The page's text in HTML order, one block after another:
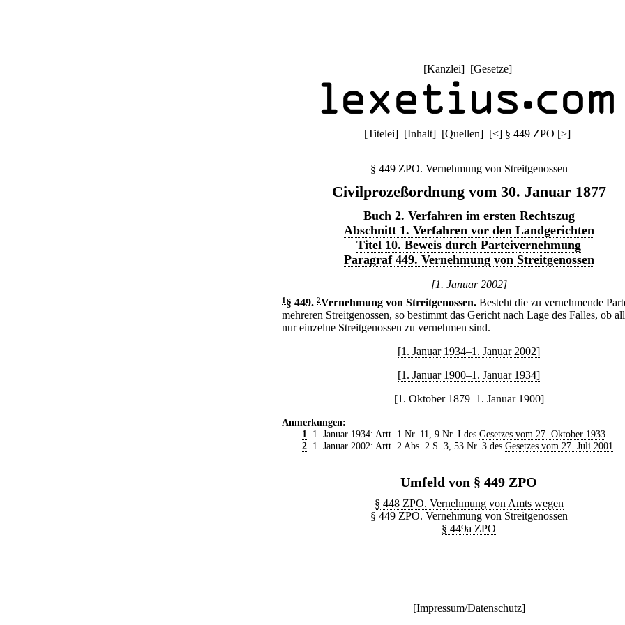
[Kanzlei] [Gesetze]
[Titelei] [Inhalt] [Quellen] [<] § 449 ZPO [>]
§ 449 ZPO. Vernehmung von Streitgenossen
Civilprozeßordnung vom 30. Januar 1877
Buch 2. Verfahren im ersten Rechtszug
Abschnitt 1. Verfahren vor den Landgerichten
Titel 10. Beweis durch Parteivernehmung
Paragraf 449. Vernehmung von Streitgenossen
[1. Januar 2002]
1 § 449. 2Vernehmung von Streitgenossen. Besteht die zu vernehmende
mehreren Streitgenossen, so bestimmt das Gericht nach Lage des Falles, ob
nur einzelne Streitgenossen zu vernehmen sind.
[1. Januar 1934–1. Januar 2002]
[1. Januar 1900–1. Januar 1934]
[1. Oktober 1879–1. Januar 1900]
Anmerkungen:
1
. 1. Januar 1934: Artt. 1 Nr. 11, 9 Nr. I des Gesetzes vom 27. Oktober 1933.
2. 1. Januar 2002: Artt. 2 Abs. 2 S. 3, 53 Nr. 3 des Gesetzes vom 27. Juli 2001
Umfeld von § 449 ZPO
§ 448 ZPO. Vernehmung von Amts wegen
§ 449 ZPO. Vernehmung von Streitgenossen
§ 449a ZPO
[Impressum/Datenschutz]